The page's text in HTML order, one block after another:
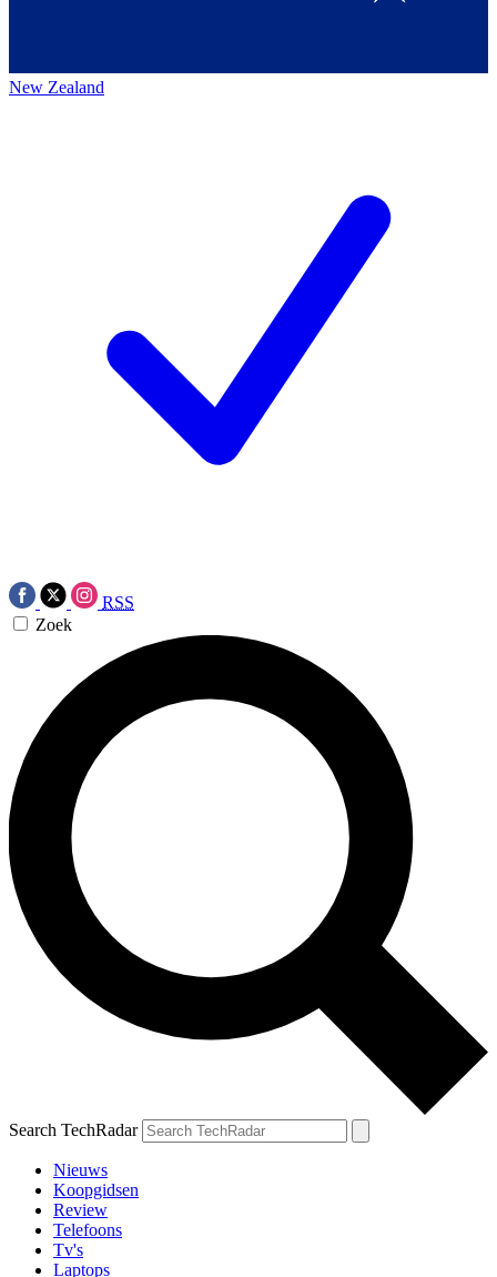
New Zealand
RSS
Zoek
Search TechRadar
Nieuws
Koopgidsen
Review
Telefoons
Tv's
Laptops